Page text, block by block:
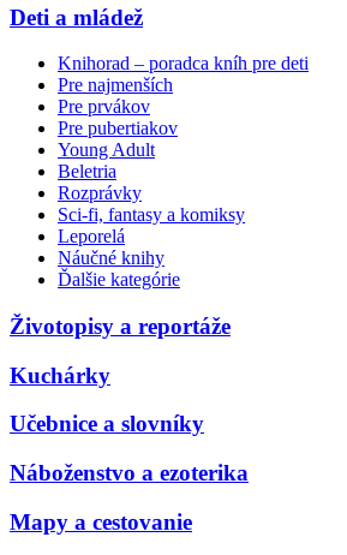
Deti a mládež
Knihorad – poradca kníh pre deti
Pre najmenších
Pre prvákov
Pre pubertiakov
Young Adult
Beletria
Rozprávky
Sci-fi, fantasy a komiksy
Leporelá
Náučné knihy
Ďalšie kategórie
Životopisy a reportáže
Kuchárky
Učebnice a slovníky
Náboženstvo a ezoterika
Mapy a cestovanie